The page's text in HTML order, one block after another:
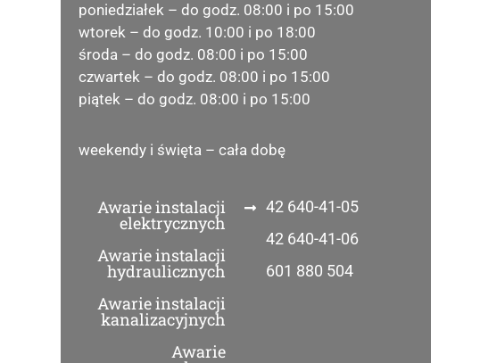
poniedziałek – do godz. 08:00 i po 15:00
wtorek – do godz. 10:00 i po 18:00
środa – do godz. 08:00 i po 15:00
czwartek – do godz. 08:00 i po 15:00
piątek – do godz. 08:00 i po 15:00
weekendy i święta – cała dobę
Awarie instalacji
elektrycznych
Awarie instalacji
hydraulicznych
Awarie instalacji
kanalizacyjnych
Awarie
42 640-41-05
42 640-41-06
601 880 504